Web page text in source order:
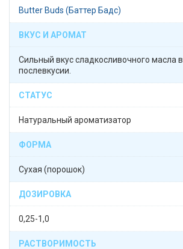
Butter Buds (Баттер Бадс)
ВКУС И АРОМАТ
Сильный вкус сладкосливочного масла в
послевкусии.
СТАТУС
Натуральный ароматизатор
ФОРМА
Сухая (порошок)
ДОЗИРОВКА
0,25-1,0
РАСТВОРИМОСТЬ